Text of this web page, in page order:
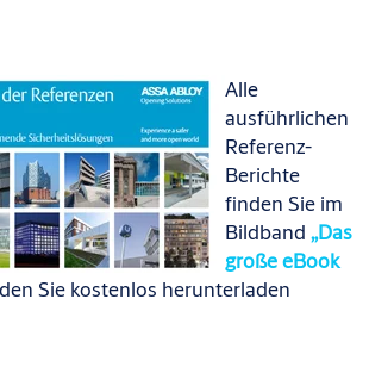
Alle
ausführlichen
Referenz-
Berichte
finden Sie im
Bildband „Das
große eBook
Sie kostenlos herunterladen